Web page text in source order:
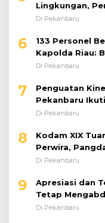
Lingkungan,
Riset
Di Pekanbaru
6
133 Personel
Kapolda Riau:
dengan Karya
Di Pekanbaru
7
Penguatan
Pekanbaru
Di Pekanbaru
8
Kodam XIX
Perwira,
Perkuat Kinerja
Di Pekanbaru
9
Apresiasi dan
Tetap
Di Pekanbaru